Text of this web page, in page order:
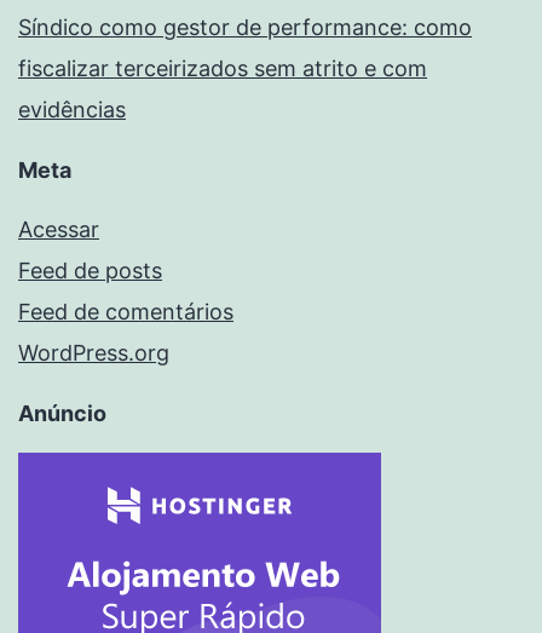
Síndico como gestor de performance: como
fiscalizar terceirizados sem atrito e com
evidências
Meta
Acessar
Feed de posts
Feed de comentários
WordPress.org
Anúncio